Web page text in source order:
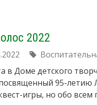
2022
в Доме детского
95-летию
игры, но обо всем